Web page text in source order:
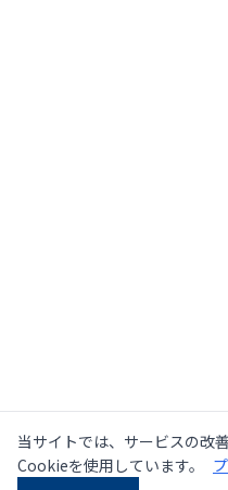
当サイトでは、サービスの改
Cookieを使用しています。